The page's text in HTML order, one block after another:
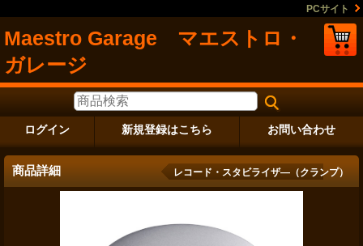
PCサイト
Maestro Garage マエストロ・
ガレージ
ログイン 新規登録はこちら お問い合わせ
商品詳細 レコード・スタビライザ―（クランプ）